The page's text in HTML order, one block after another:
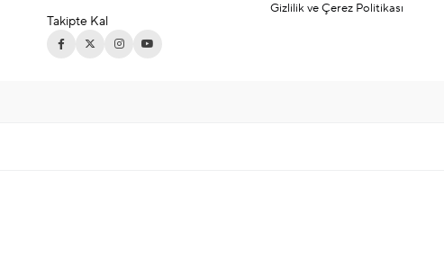
Takipte Kal
Gizlilik ve Çerez Politikası